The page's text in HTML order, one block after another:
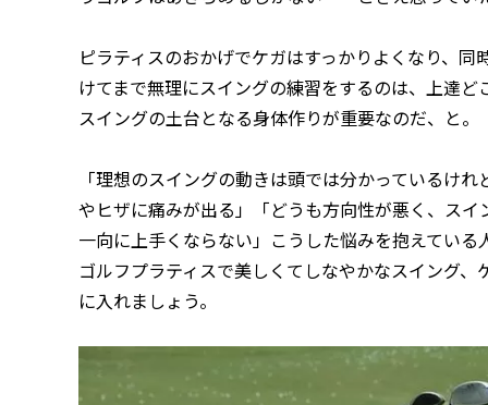
ピラティスのおかげでケガはすっかりよくなり、
けてまで無理にスイングの練習をするのは、上達
スイングの土台となる身体作りが重要なのだ、と。
「理想のスイングの動きは頭では分かっているけ
やヒザに痛みが出る」「どうも方向性が悪く、ス
一向に上手くならない」――こうした悩みを抱えてい
ゴルフプラティスで美しくてしなやかなスイング
に入れましょう。